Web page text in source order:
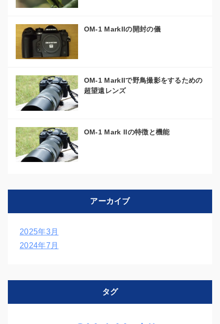
OM-1 MarkIIの開封の儀
OM-1 MarkIIで野鳥撮影をするための
超望遠レンズ
OM-1 Mark IIの特徴と機能
アーカイブ
2025年3月
2024年7月
タグ